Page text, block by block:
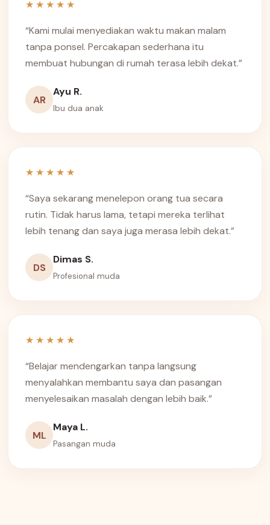
★★★★★
“Kami mulai menyediakan waktu makan malam
tanpa ponsel. Percakapan sederhana itu
membuat hubungan di rumah terasa lebih dekat.”
AR
Ayu R.
Ibu dua anak
★★★★★
“Saya sekarang menelepon orang tua secara
rutin. Tidak harus lama, tetapi mereka terlihat
lebih tenang dan saya juga merasa lebih dekat.”
DS
Dimas S.
Profesional muda
★★★★★
“Belajar mendengarkan tanpa langsung
menyalahkan membantu saya dan pasangan
menyelesaikan masalah dengan lebih baik.”
ML
Maya L.
Pasangan muda